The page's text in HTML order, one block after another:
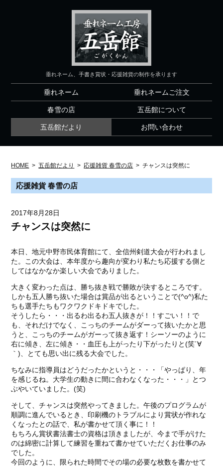
垂れネーム、手書き賞状・応援雑貨の制作を承ります
垂れネーム 垂れネームご注文
春雪の店 五岳館について
五岳館だより お問い合わせ
HOME >五岳館だより > 応援雑貨 春雪の店 >チャンスは突然に
応援雑貨 春雪の店
2017年8月28日
チャンスは突然に
本日、地元中野市民体育館にて、全信州剣道大会が行われまし
た。この大会は、本年度から趣向が変わり私たち応援する側と
してはなかなか楽しい大会でありました。
大きく変わった点は、勝ち抜き戦で勝敗が決するところです。
しかも五人勝ち抜いた場合は賞品が出るということで(^o^)私た
ちも選手たちもワクワクドキドキでした。
そうしたら・・・出るわ出るわ五人抜きが！！すごい！！で
も、それだけでなく、こっちのチームがダーって抜いたかと思
うと、こっちのチームがガーって抜き返す！シーソーのように
右に傾き、左に傾き・・血圧も上がったり下がったりと(笑´∀
｀)、とても思い出に残る大会でした。
ちなみに指導員はどうだったかというと・・・「やっぱり、年
を感じるね。大学生の動きに間に合わなくなった・・・」とつ
ぶやいていました。(笑)
そして、チャンスは突然やってきました。午後のプログラムが
順調に進んでいるとき、印刷機のトラブルにより賞状が作れな
くなったとの話で、私が書かせて頂く事に！！
もちろん賞状書法書士の資格は頂きましたが、今まで手がけた
のは綿密に計算して練習を重ねて書かせていただくお仕事のみ
でした。
今回のように、限られた時間でその場の必要な枚数を書かせて